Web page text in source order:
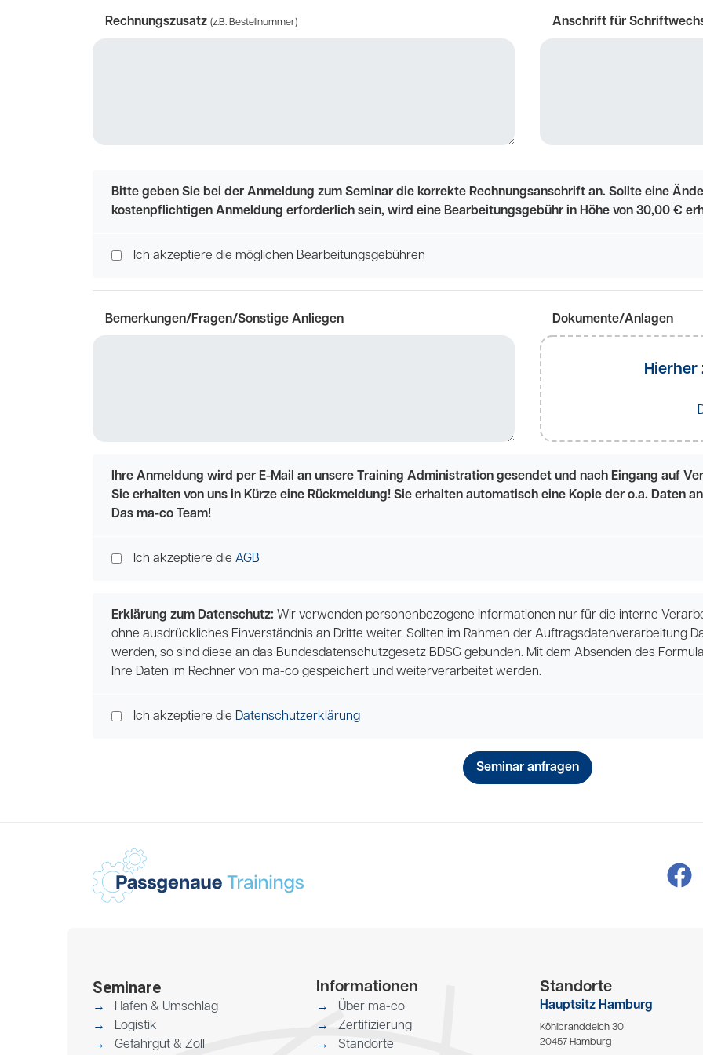
Rechnungszusatz (z.B. Bestellnummer) Anschrift für
Bitte geben Sie bei der Anmeldung zum Seminar die korrekte Rechnungsanschrift an. Sollte eine
kostenpflichtigen Anmeldung erforderlich sein, wird eine Bearbeitungsgebühr in Höhe von 30,00 €
Ich akzeptiere die möglichen Bearbeitungsgebühren
Bemerkungen/Fragen/Sonstige Anliegen Dokumente/Anlagen
Hierher
Ihre Anmeldung wird per E-Mail an unsere Training Administration gesendet und nach Eingang auf
Sie erhalten von uns in Kürze eine Rückmeldung! Sie erhalten automatisch eine Kopie der o.a. Daten
Das ma-co Team!
Ich akzeptiere die AGB
Erklärung zum Datenschutz: Wir verwenden personenbezogene Informationen nur für die interne
ohne ausdrückliches Einverständnis an Dritte weiter. Sollten im Rahmen der Auftragsdatenverarbeitung
werden, so sind diese an das Bundesdatenschutzgesetz BDSG gebunden. Mit dem Absenden des
Ihre Daten im Rechner von ma-co gespeichert und weiterverarbeitet werden.
Ich akzeptiere die Datenschutzerklärung
Seminare
Hafen & Umschlag
Logistik
Gefahrgut & Zoll
Informationen
Über ma-co
Zertifizierung
Standorte
Standorte
Hauptsitz Hamburg
Köhlbranddeich 30
20457 Hamburg